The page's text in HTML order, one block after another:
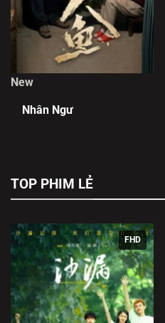
New
Nhân Ngư
TOP PHIM LẺ
FHD